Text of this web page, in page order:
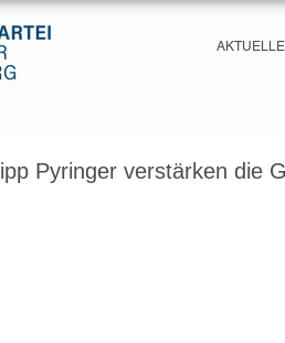
Pyringer verstärken die